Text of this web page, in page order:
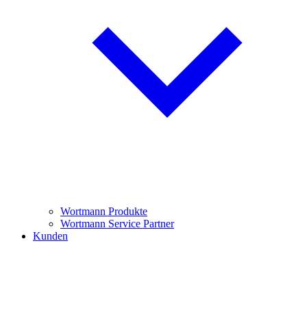
Wortmann Produkte
Wortmann Service Partner
Kunden